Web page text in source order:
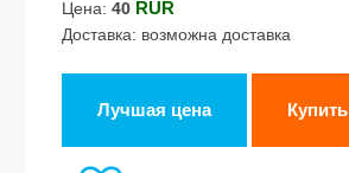
Цена:40 RUR
Доставка: возможна доставка
Лучшая цена Купить